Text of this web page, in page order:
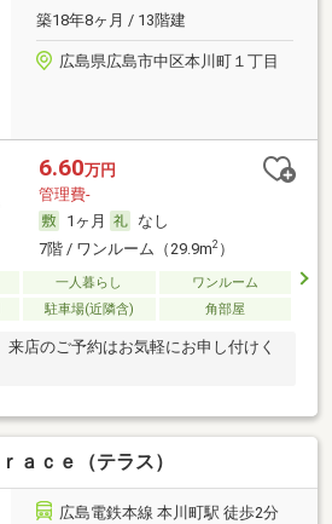
築18年8ヶ月 / 13階建
広島県広島市中区本川町１丁目
6.60万円
管理費-
1ヶ月
なし
7階 / ワンルーム（29.9m2）
一人暮らし
ワンルーム
駐車場(近隣含) 角部屋
来店のご予約はお気軽にお申し付けく
ａｃｅ（テラス）
広島電鉄本線 本川町駅 徒歩2分